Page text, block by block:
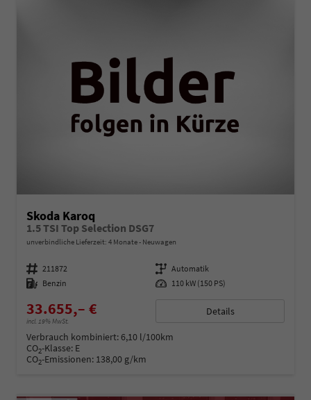
Skoda Karoq
1.5 TSI Top Selection DSG7
unverbindliche Lieferzeit: 4 Monate Neuwagen
Fahrzeugnummer 211872 Getriebe Automatik
Kraftstoff Benzin Leistung 110 kW (150 PS)
33.655,– €
incl. 19% MwSt.
Details
Verbrauch kombiniert:6,10 l/100km
CO2-Klasse: E
CO2-Emissionen: 138,00 g/km